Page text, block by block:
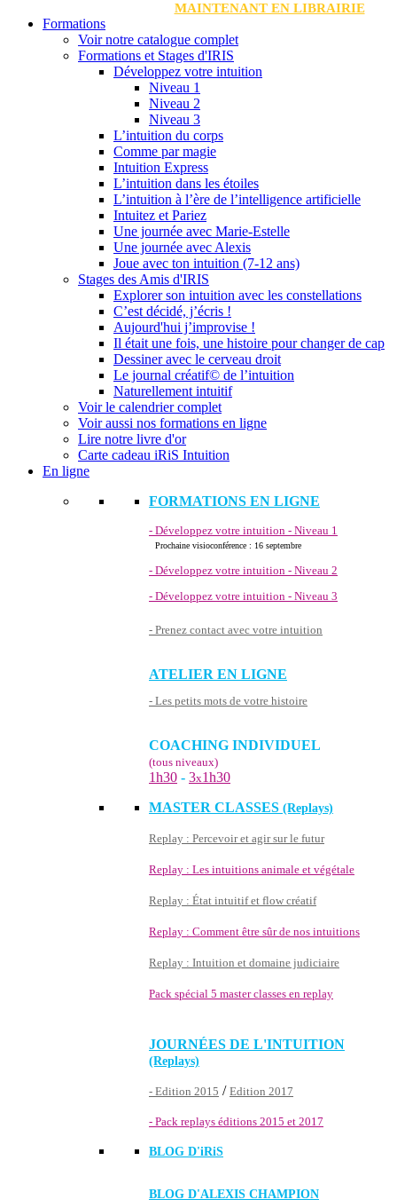
MAINTENANT EN LIBRAIRIE
Formations
Voir notre catalogue complet
Formations et Stages d'IRIS
Développez votre intuition
Niveau 1
Niveau 2
Niveau 3
L’intuition du corps
Comme par magie
Intuition Express
L’intuition dans les étoiles
L’intuition à l’ère de l’intelligence artificielle
Intuitez et Pariez
Une journée avec Marie-Estelle
Une journée avec Alexis
Joue avec ton intuition (7-12 ans)
Stages des Amis d'IRIS
Explorer son intuition avec les constellations
C’est décidé, j’écris !
Aujourd'hui j’improvise !
Il était une fois, une histoire pour changer de cap
Dessiner avec le cerveau droit
Le journal créatif© de l’intuition
Naturellement intuitif
Voir le calendrier complet
Voir aussi nos formations en ligne
Lire notre livre d'or
Carte cadeau iRiS Intuition
En ligne
FORMATIONS EN LIGNE
- Développez votre intuition - Niveau 1
Prochaine visioconférence : 16 septembre
- Développez votre intuition - Niveau 2
- Développez votre intuition - Niveau 3
- Prenez contact avec votre intuition
ATELIER EN LIGNE
- Les petits mots de votre histoire
COACHING INDIVIDUEL
(tous niveaux)
1h30 - 3x1h30
MASTER CLASSES (Replays)
Replay : Percevoir et agir sur le futur
Replay : Les intuitions animale et végétale
Replay : État intuitif et flow créatif
Replay : Comment être sûr de nos intuitions
Replay : Intuition et domaine judiciaire
Pack spécial 5 master classes en replay
JOURNÉES DE L'INTUITION
(Replays)
- Edition 2015 / Edition 2017
- Pack replays éditions 2015 et 2017
BLOG D'iRiS
BLOG D'ALEXIS CHAMPION